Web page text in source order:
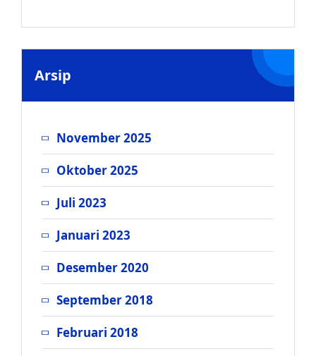
Arsip
November 2025
Oktober 2025
Juli 2023
Januari 2023
Desember 2020
September 2018
Februari 2018